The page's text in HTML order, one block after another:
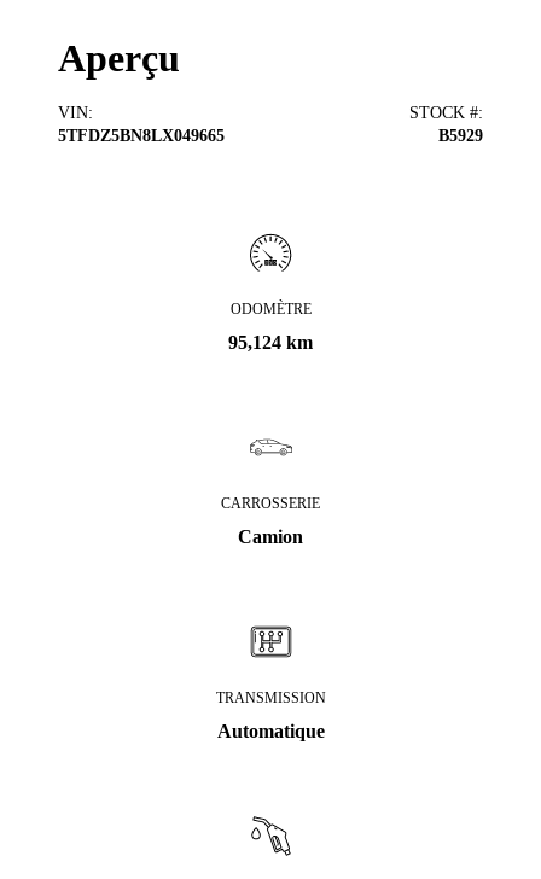
Aperçu
VIN:
5TFDZ5BN8LX049665
STOCK #:
B5929
ODOMÈTRE
95,124 km
CARROSSERIE
Camion
TRANSMISSION
Automatique